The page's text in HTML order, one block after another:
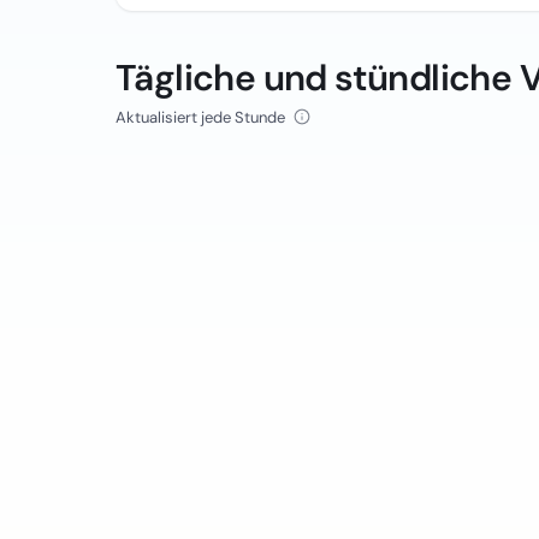
Tägliche und stündliche
Aktualisiert jede Stunde